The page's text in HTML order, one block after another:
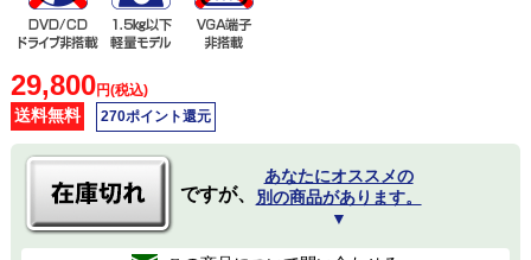
29,800円(税込)
送料無料 270ポイント還元
ですが、
あなたにオススメの
別の商品があります。
▼